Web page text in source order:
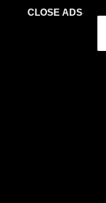
CLOSE ADS